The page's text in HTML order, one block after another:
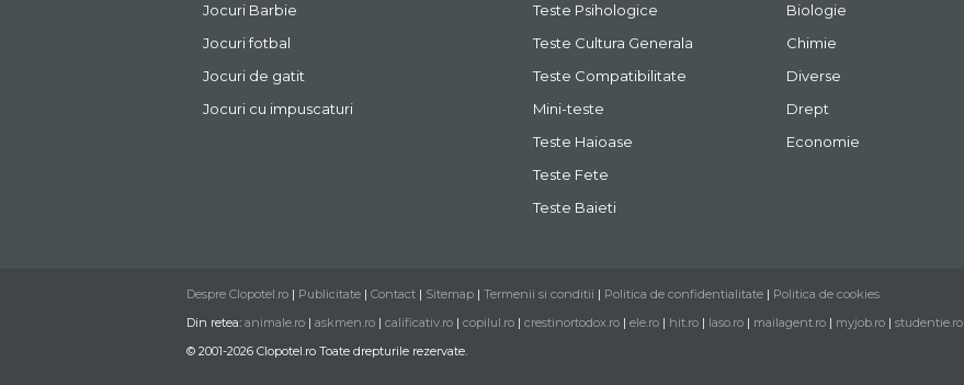
Jocuri Barbie
Jocuri fotbal
Jocuri de gatit
Jocuri cu impuscaturi
Teste Psihologice
Teste Cultura Generala
Teste Compatibilitate
Mini-teste
Teste Haioase
Teste Fete
Teste Baieti
Biologie
Chimie
Diverse
Drept
Economie
Despre Clopotel.ro | Publicitate | Contact | Sitemap | Termenii si conditii | Politica de confidentialitate | Politica de cookies
Din retea: animale.ro | askmen.ro | calificativ.ro | copilul.ro | crestinortodox.ro | ele.ro | hit.ro | laso.ro | mailagent.ro | myjob.ro | studentie.ro
© 2001-2026 Clopotel.ro Toate drepturile rezervate.